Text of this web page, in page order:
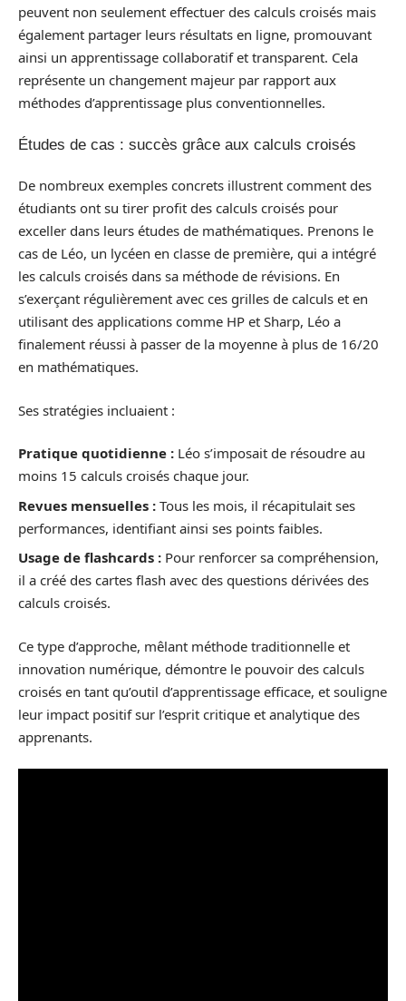
peuvent non seulement effectuer des calculs croisés mais
également partager leurs résultats en ligne, promouvant
ainsi un apprentissage collaboratif et transparent. Cela
représente un changement majeur par rapport aux
méthodes d’apprentissage plus conventionnelles.
Études de cas : succès grâce aux calculs croisés
De nombreux exemples concrets illustrent comment des
étudiants ont su tirer profit des calculs croisés pour
exceller dans leurs études de mathématiques. Prenons le
cas de Léo, un lycéen en classe de première, qui a intégré
les calculs croisés dans sa méthode de révisions. En
s’exerçant régulièrement avec ces grilles de calculs et en
utilisant des applications comme HP et Sharp, Léo a
finalement réussi à passer de la moyenne à plus de 16/20
en mathématiques.
Ses stratégies incluaient :
Pratique quotidienne : Léo s’imposait de résoudre au
moins 15 calculs croisés chaque jour.
Revues mensuelles : Tous les mois, il récapitulait ses
performances, identifiant ainsi ses points faibles.
Usage de flashcards : Pour renforcer sa compréhension,
il a créé des cartes flash avec des questions dérivées des
calculs croisés.
Ce type d’approche, mêlant méthode traditionnelle et
innovation numérique, démontre le pouvoir des calculs
croisés en tant qu’outil d’apprentissage efficace, et souligne
leur impact positif sur l’esprit critique et analytique des
apprenants.